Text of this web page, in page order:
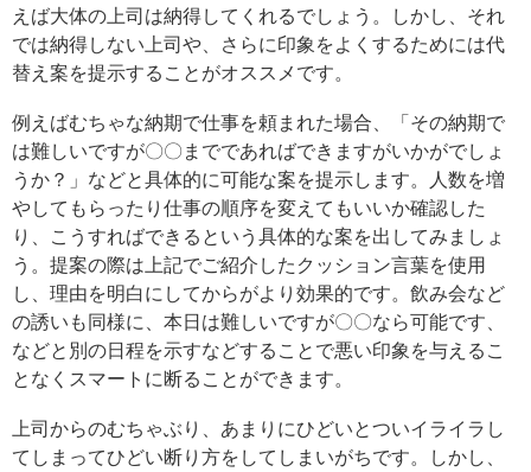
えば大体の上司は納得してくれるでしょう。しかし、それ
では納得しない上司や、さらに印象をよくするためには代
替え案を提示することがオススメです。
例えばむちゃな納期で仕事を頼まれた場合、「その納期で
は難しいですが〇〇までであればできますがいかがでしょ
うか？」などと具体的に可能な案を提示します。人数を増
やしてもらったり仕事の順序を変えてもいいか確認した
り、こうすればできるという具体的な案を出してみましょ
う。提案の際は上記でご紹介したクッション言葉を使用
し、理由を明白にしてからがより効果的です。飲み会など
の誘いも同様に、本日は難しいですが〇〇なら可能です、
などと別の日程を示すなどすることで悪い印象を与えるこ
となくスマートに断ることができます。
上司からのむちゃぶり、あまりにひどいとついイライラし
てしまってひどい断り方をしてしまいがちです。しかし、